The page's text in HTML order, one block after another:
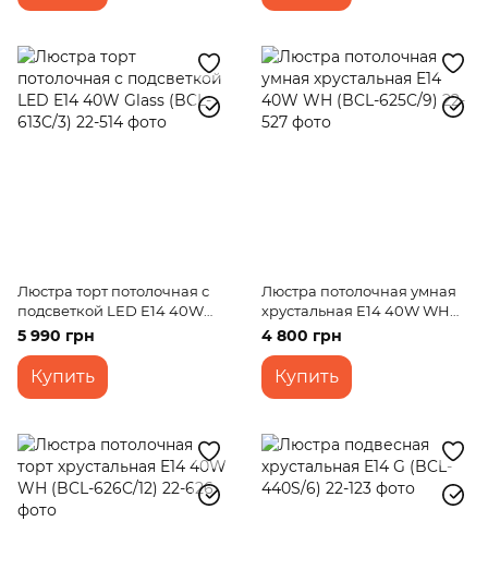
Люстра торт потолочная с
подсветкой LED E14 40W
Glass (BCL-613C/3)
5 990 грн
Купить
Люстра потолочная умная
хрустальная E14 40W WH
(BCL-625C/9)
4 800 грн
Купить